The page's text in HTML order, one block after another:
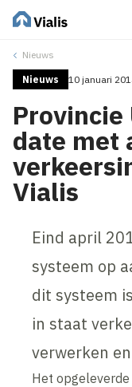
Nieuws
Nieuws 10 januari
date met
Vialis
Eind april
systeem op
dit systeem
in staat
verwerken
Het